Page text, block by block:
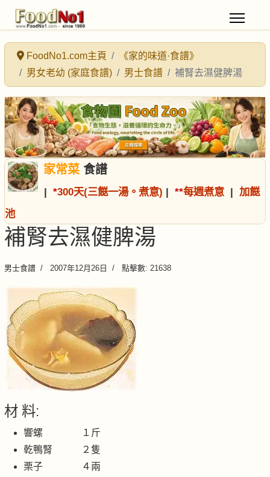
FoodNo1.com主頁
《家的味道·食譜》
男女老幼 (家庭食譜)
男士食譜 補腎去濕健脾湯
家常菜食譜
| *300天(三餸一湯。煮意) | **每週煮意 | 加餸
池
補腎去濕健脾湯
男士食譜 2007年12月26日 點擊數: 21638
材 料:
響螺 １斤
乾鴨腎 ２隻
栗子 ４兩